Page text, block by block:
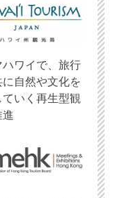
ハワイで、旅行
に自然や文化を
ていく再生型観
進